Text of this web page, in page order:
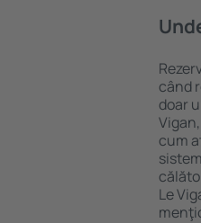
când
doar
cum
Le